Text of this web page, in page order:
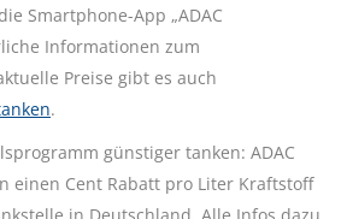
Smartphone-App „ADAC
Informationen zum
Preise gibt es auch
.
günstiger tanken: ADAC
einen Cent Rabatt pro Liter Kraftstoff